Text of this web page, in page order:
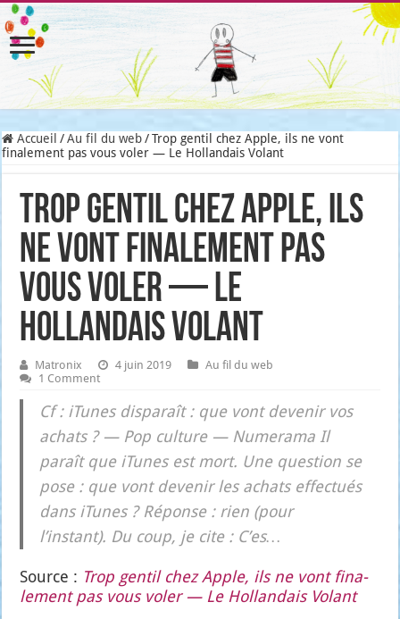
Accueil / Au fil du web / Trop gentil chez Apple, ils ne vont
finalement pas vous voler — Le Hollandais Volant
Trop gentil chez Apple, ils
ne vont finalement pas
vous voler — Le
Hollandais Volant
Matronix 4 juin 2019
Au fil du web
1 Comment
Cf : iTunes dis­pa­raît : que vont deve­nir vos
achats ? — Pop culture — Nume­ra­ma Il
paraît que iTunes est mort. Une ques­tion se
pose : que vont deve­nir les achats effec­tués
dans iTunes ? Réponse : rien (pour
l’instant). Du coup, je cite : C’es…
Source : Trop gen­til chez Apple, ils ne vont fina­
le­ment pas vous voler — Le Hol­lan­dais Volant